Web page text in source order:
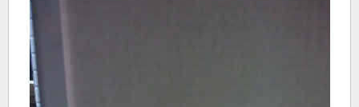
アパート
バイク
デスク・ロッカー
鍵のメーカー・製品から選ぶ